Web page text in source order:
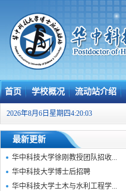
首页 学校概况 流动站介绍
2026年8月6日星期四4:20:03
最新更新
华中科技大学徐刚教授团队招收...
华中科技大学博士后招聘
华中科技大学土木与水利工程学...